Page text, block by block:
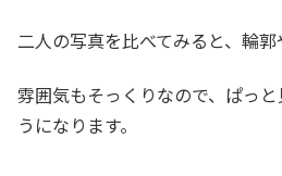
二人の写真を比べてみると、輪郭
雰囲気もそっくりなので、ぱっ
うになります。